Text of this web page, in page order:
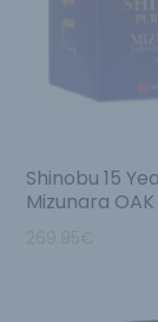
Shinobu 15
Mizunara
269.95€